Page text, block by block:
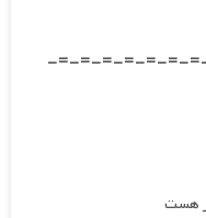
-=-=-=-=-=-=-